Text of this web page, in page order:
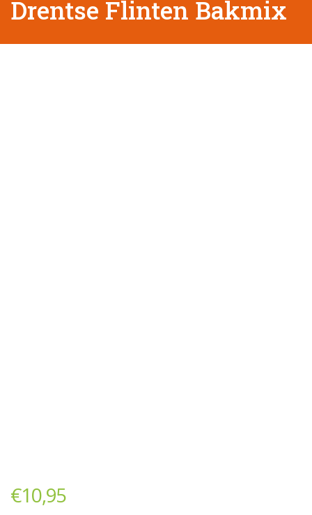
Drentse Flinten Bakmix
€10,95